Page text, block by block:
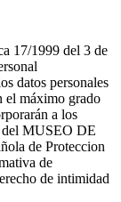
17/1999 del 3 de
datos personales
el máximo grado
a los
MUSEO DE
de Proteccion
de
de intimidad